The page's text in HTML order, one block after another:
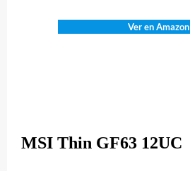
Ver en Amazon
MSI Thin GF63 12UC